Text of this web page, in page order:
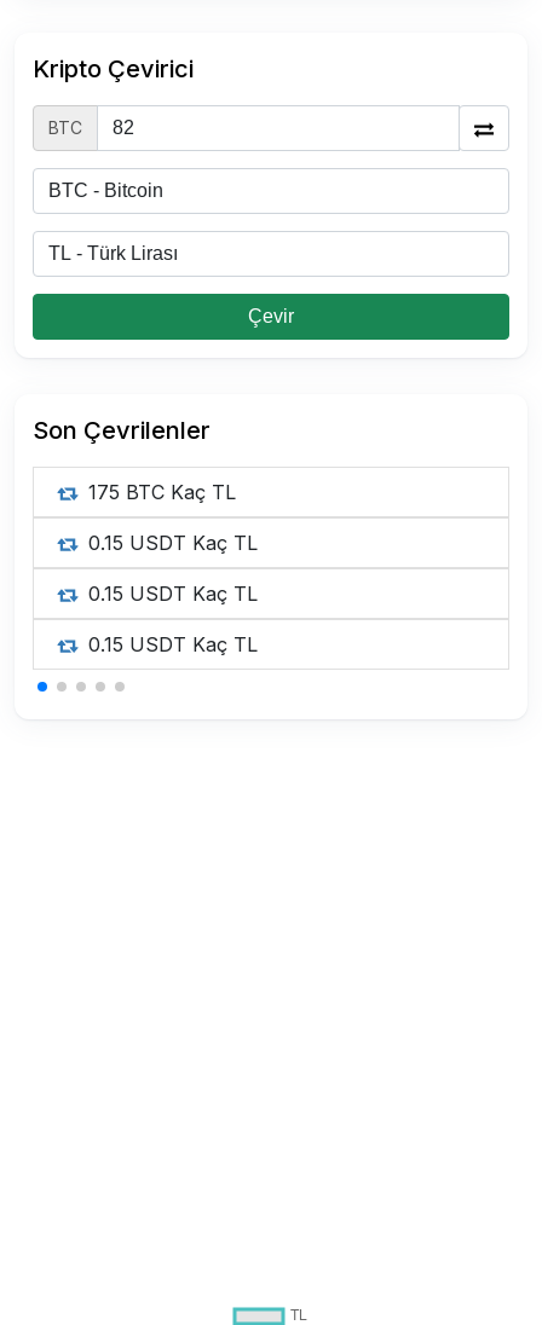
Kripto Çevirici
BTC
Çevir
Son Çevrilenler
175 BTC Kaç TL
0.15 USDT Kaç TL
0.15 USDT Kaç TL
0.15 USDT Kaç TL